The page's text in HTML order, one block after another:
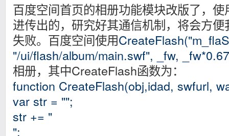
百度空间首页的相册功能模块改版了，
进传出的，研究好其通信机制，将会方
失败。百度空间使用
"/ui/flash/album/main.swf", _fw,
相册，其中CreateFlash函数为：
function CreateFlash(obj,idad, swfurl,
var str = "";
str += "
";